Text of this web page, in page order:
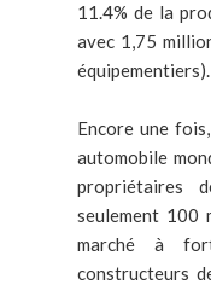
11.4% de la
avec 1,75
équipementiers).
Encore une
automobile
propriétaires
seulement 100
marché à
constructeurs